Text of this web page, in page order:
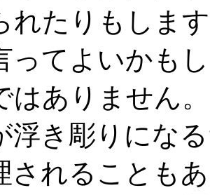
れたりもしま
ってよいかも
はありません
浮き彫りにな
されることも